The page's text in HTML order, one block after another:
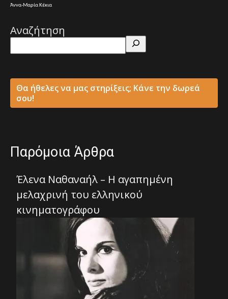
Άννα-Μαρία Κέκια
Αναζήτηση
Θα ήθελες να μας στηρίξεις; Κάνε την δωρεά
σου!
Παρόμοια Άρθρα
Έλενα Ναθαναήλ – Η αγαπημένη
μελαχρινή του ελληνικού
κινηματογράφου